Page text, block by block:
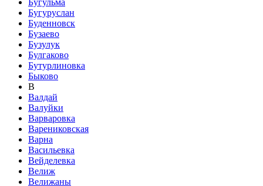
Бугульма
Бугуруслан
Буденновск
Бузаево
Бузулук
Булгаково
Бутурлиновка
Быково
В
Валдай
Валуйки
Варваровка
Варениковская
Варна
Васильевка
Вейделевка
Велиж
Велижаны